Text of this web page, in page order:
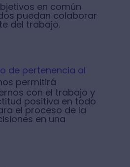
en común
puedan colaborar
del trabajo.
de pertenencia al
permitirá
con el trabajo y
positiva en todo
el proceso de la
en una